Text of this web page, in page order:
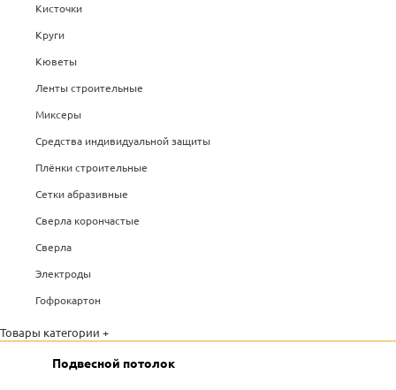
Кисточки
Круги
Кюветы
Ленты строительные
Миксеры
Средства индивидуальной защиты
Плёнки строительные
Сетки абразивные
Сверла корончастые
Сверла
Электроды
Гофрокартон
Товары категории +
Подвесной потолок